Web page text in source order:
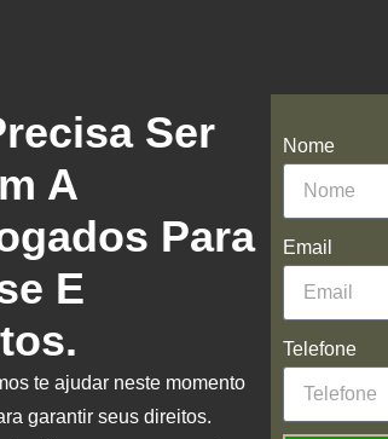
Ser
A
Para
E
te ajudar neste momento
garantir seus direitos.
Nome
Email
Telefone